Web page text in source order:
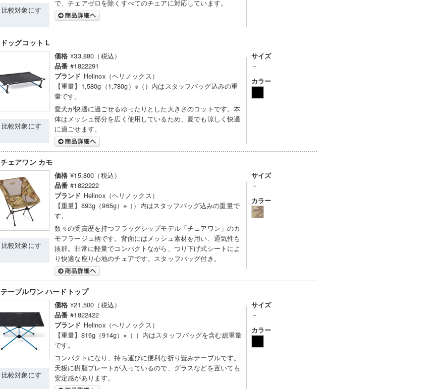
比較対象にす
で、チェアゼロを除くすべてのチェアに対応しています。
ドッグコット L
比較対象にす
価格 ¥33,880（税込）
品番 #1822291
ブランド Helinox（ヘリノックス）
【重量】1,580g（1,780g）※（）内はスタッフバッグ込みの重
量です。
愛犬が快適に過ごせるゆったりとした大きさのコットです。本
体はメッシュ部分を広く使用しているため、夏でも涼しく快適
に過ごせます。
サイズ
－
カラー
チェアワン カモ
比較対象にす
価格 ¥15,800（税込）
品番 #1822222
ブランド Helinox（ヘリノックス）
【重量】893g（965g）※（）内はスタッフバッグ込みの重量で
す。
数々の受賞歴を持つフラッグシップモデル「チェアワン」のカ
モフラージュ柄です。背面にはメッシュ素材を用い、通気性も
抜群。非常に軽量でコンパクトながら、つり下げ式シートによ
り快適な座り心地のチェアです。スタッフバッグ付き。
サイズ
－
カラー
テーブルワン ハードトップ
比較対象にす
価格 ¥21,500（税込）
品番 #1822422
ブランド Helinox（ヘリノックス）
【重量】816g（914g）※（ ）内はスタッフバッグを含む総重量
です。
コンパクトになり、持ち運びに便利な折り畳みテーブルです。
天板に樹脂プレートが入っているので、グラスなどを置いても
安定感があります。
サイズ
－
カラー